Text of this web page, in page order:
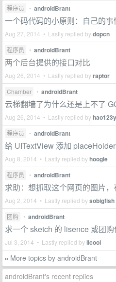
程序员 • androidBrant
一个码代码的小原则：自己的
Aug 27, 2014 • Lastly replied bydopcn
程序员 • androidBrant
两个后台提供的接口对比
Aug 26, 2014 • Lastly replied byraptor
Chamber • androidBrant
云梯翻墙了为什么还是上不了
Aug 26, 2014 • Lastly replied by
程序员 • androidBrant
给 UITextView 添加
Aug 8, 2014 • Lastly replied byhoogle
程序员 • androidBrant
求助：想抓取这个网页的图片，
Aug 2, 2014 • Lastly replied bysobigfish
团购 • androidBrant
求一个 sketch 的 lisence 或团购
Jul 3, 2014 • Lastly replied byllcool
» More topics by androidBrant
androidBrant's recent replies